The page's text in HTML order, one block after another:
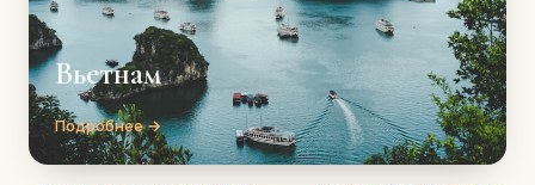
Вьетнам
Подробнее →